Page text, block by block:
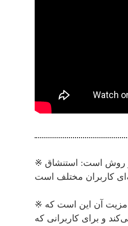
※ سیگارهای الکترونیکی یکبار مصرف برای استعمال دخانیات به دسته‌های مختلفی طبقه‌بندی می‌شوند. آیا می‌دانید کدام دسته هستند؟ پاسخ دو روش است: استنشاق
※ روش استنشاق ریوی برای کاربرانی مناسب است که به استنشاق عمیق عادت دارند و می‌خواهند حجم بیشتری از دود را به دست آورند. مزیت آن این است که
و برای کاربرانی که